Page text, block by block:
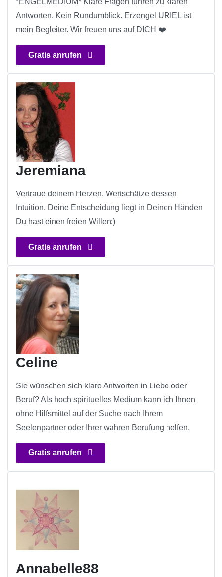
*ENGELMEDIUM* Klare Fragen führen zu klaren
Antworten. Kein Rundumblick. Erzengel URIEL ist
mein Begleiter. Wir freuen uns auf DICH ❤️
Gratis anrufen
Jeremiana
Vertraue deinem Herzen. Wertschätze dessen
Intuition. Deine Entscheidung liegt in Deinen Händen
Du hast einen freien Willen:)
Gratis anrufen
Celine
Sie wünschen sich klare Antworten in Liebe oder
Beruf? Als hoch spirituelles Medium kann ich Ihnen
ohne Hilfsmittel auf der Suche nach Ihrem
Seelenpartner oder Ihrer wahren Berufung helfen.
Gratis anrufen
Annabelle88